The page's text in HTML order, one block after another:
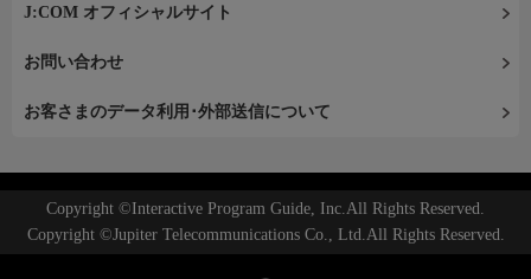
J:COM オフィシャルサイト
お問い合わせ
お客さまのデータ利用･外部送信について
Copyright ©Interactive Program Guide, Inc.All Rights Reserved.
Copyright ©Jupiter Telecommunications Co., Ltd.All Rights Reserved.